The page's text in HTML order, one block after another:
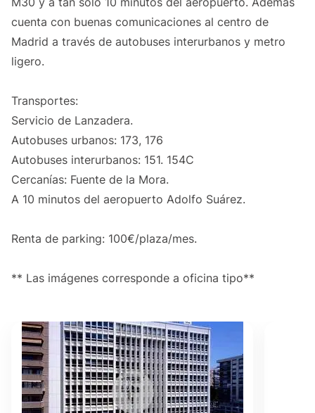
cuenta con buenas comunicaciones al centro de
Madrid a través de autobuses interurbanos y metro
ligero.
Transportes:
Servicio de Lanzadera.
Autobuses urbanos: 173, 176
Autobuses interurbanos: 151. 154C
Cercanías: Fuente de la Mora.
A 10 minutos del aeropuerto Adolfo Suárez.
Renta de parking: 100€/plaza/mes.
** Las imágenes corresponde a oficina tipo**